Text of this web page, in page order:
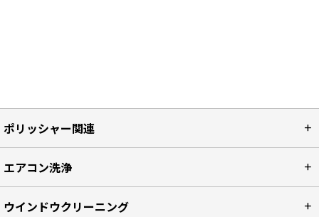
ポリッシャー関連
エアコン洗浄
ウインドウクリーニング